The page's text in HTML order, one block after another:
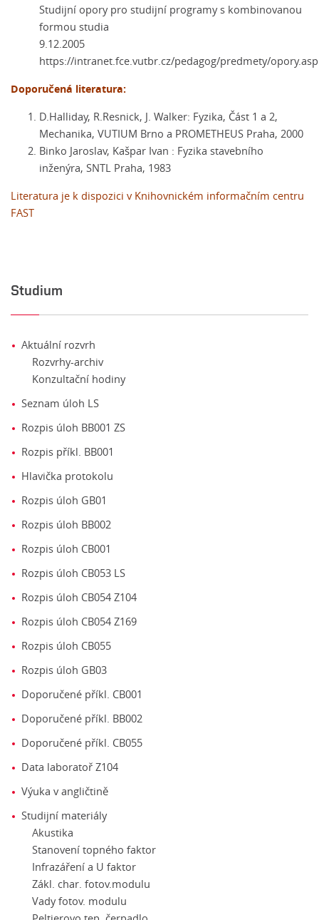
Studijní opory pro studijní programy s kombinovanou
formou studia
9.12.2005
https://intranet.fce.vutbr.cz/pedagog/predmety/opory.asp
Doporučená literatura:
D.Halliday, R.Resnick, J. Walker: Fyzika, Část 1 a 2,
Mechanika, VUTIUM Brno a PROMETHEUS Praha, 2000
Binko Jaroslav, Kašpar Ivan : Fyzika stavebního
inženýra, SNTL Praha, 1983
Literatura je k dispozici v Knihovnickém informačním centru
FAST
Studium
Aktuální rozvrh
Rozvrhy-archiv
Konzultační hodiny
Seznam úloh LS
Rozpis úloh BB001 ZS
Rozpis příkl. BB001
Hlavička protokolu
Rozpis úloh GB01
Rozpis úloh BB002
Rozpis úloh CB001
Rozpis úloh CB053 LS
Rozpis úloh CB054 Z104
Rozpis úloh CB054 Z169
Rozpis úloh CB055
Rozpis úloh GB03
Doporučené příkl. CB001
Doporučené příkl. BB002
Doporučené příkl. CB055
Data laboratoř Z104
Výuka v angličtině
Studijní materiály
Akustika
Stanovení topného faktor
Infrazáření a U faktor
Zákl. char. fotov.modulu
Vady fotov. modulu